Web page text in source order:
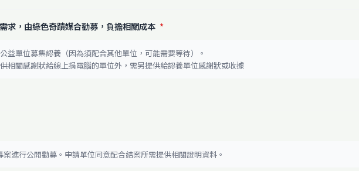
求，由綠色奇蹟媒合勸募，負擔相關成本 *
益單位募集認養（因為須配合其他單位，可能需要等待）。
相關感謝狀給線上捐電腦的單位外，需另提供給認養單位感謝狀或收據
進行公開勸募。申請單位同意配合結案所需提供相關證明資料。